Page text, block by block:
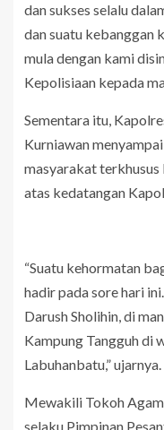
dan sukses selalu
dan suatu kebanggan
mula dengan kami
Kepolisiaan kepada
Sementara itu,
Kurniawan
masyarakat terkhusus
atas kedatangan
“Suatu kehormatan
hadir pada sore hari
Darush Sholihin, di
Kampung Tangguh di
Labuhanbatu,” ujarnya.
Mewakili Tokoh
selaku Pimpinan